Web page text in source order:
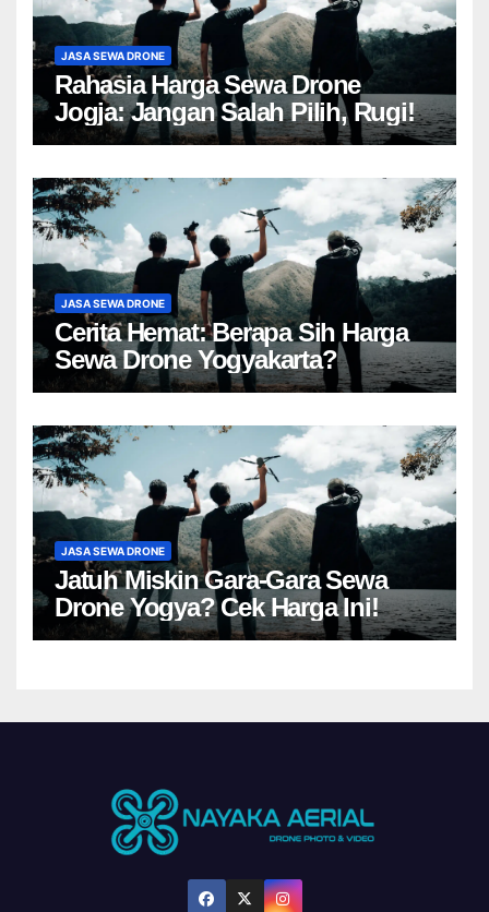
JASA SEWA DRONE
Rahasia Harga Sewa Drone
Jogja: Jangan Salah Pilih, Rugi!
JASA SEWA DRONE
Cerita Hemat: Berapa Sih Harga
Sewa Drone Yogyakarta?
JASA SEWA DRONE
Jatuh Miskin Gara-Gara Sewa
Drone Yogya? Cek Harga Ini!